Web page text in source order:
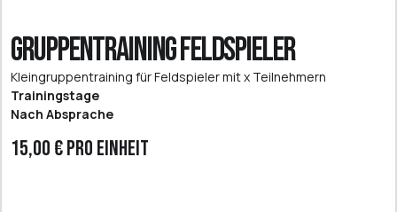
Gruppentraining Feldspieler
Kleingruppentraining für Feldspieler mit x Teilnehmern
Trainingstage
Nach Absprache
15,00 € pro Einheit